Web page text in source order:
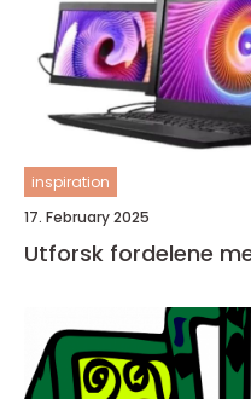
inspiration
17. February 2025
Utforsk fordelene